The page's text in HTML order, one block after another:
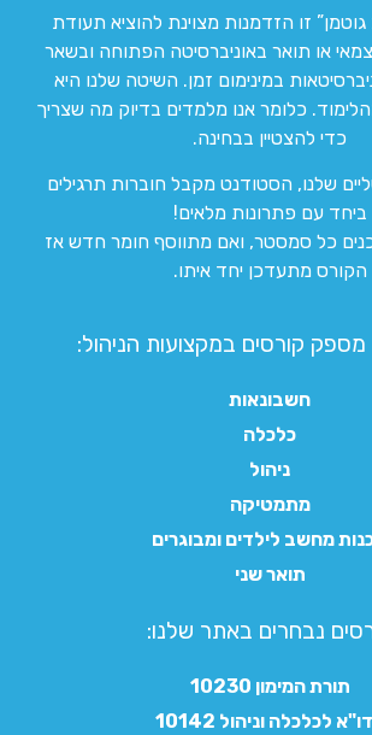
זו הזדמנות מצוינת להוציא תעודת
או תואר באוניברסיטה הפתוחה ובשאר
במינימום זמן. השיטה שלנו היא
כלומר אנו מלמדים בדיוק מה שצריך
כדי להצטיין בבחינה.
שלנו, הסטודנט מקבל חוברות תרגילים
ביחד עם פתרונות מלאים!
כל סמסטר, ואם מתווסף חומר חדש אז
הקורס מתעדכן יחד איתו.
קורסים במקצועות הניהול:
חשבונאות
כלכלה
ניהול
מתמטיקה
מחשב לילדים ומבוגרים
תואר שני
נבחרים באתר שלנו:​
תורת המימון 10230
לכלכלה וניהול 10142